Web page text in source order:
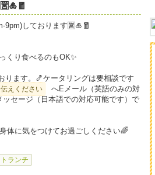
9pm)しております🈺🎍🧧
くり食べるのもOK✨
ます。🍤ケータリングは要相談です
えください
へEメール（英語のみの対
セージ（日本語での対応可能です）で
体に気をつけてお過ごしください🌈
ランチ